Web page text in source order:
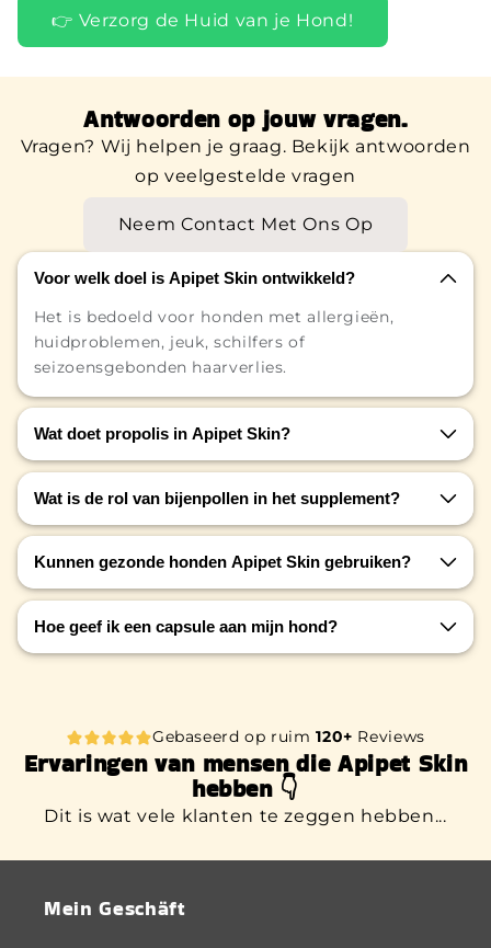
👉 Verzorg de Huid van je Hond!
Voor welk doel is Apipet Skin ontwikkeld?
Het is bedoeld voor honden met allergieën,
huidproblemen, jeuk, schilfers of
seizoensgebonden haarverlies.
Wat doet propolis in Apipet Skin?
Propolis werkt ontstekingsremmend en
antibacterieel en bevordert hydratatie en
wondgenezing.
Wat is de rol van bijenpollen in het supplement?
Bijenpollen zijn rijk aan voedingsstoffen en dragen
bij aan een gezonde huid en glanzende vacht.
Kunnen gezonde honden Apipet Skin gebruiken?
Ja, ook gezonde honden met bijvoorbeeld
seizoensgebonden haarverlies kunnen profiteren
van ApiPet Skin.
Hoe geef ik een capsule aan mijn hond?
Antwoorden op jouw vragen.
Vragen? Wij helpen je graag. Bekijk antwoorden
op veelgestelde vragen
Neem Contact Met Ons Op
Gebaseerd op ruim120+ Reviews
Ervaringen van mensen die Apipet Skin
hebben 👇
Dit is wat vele klanten te zeggen hebben...
Mein Geschäft